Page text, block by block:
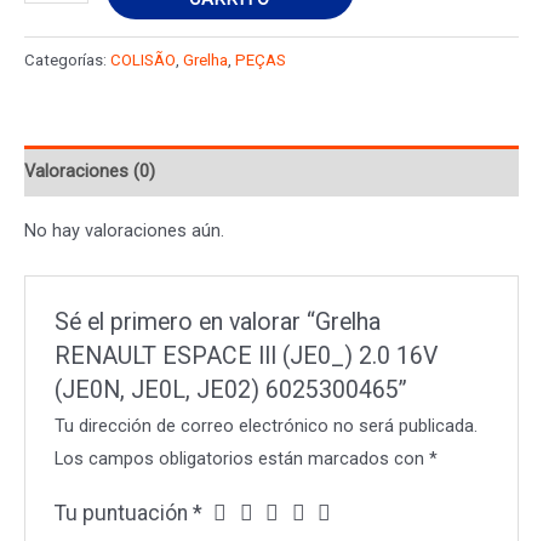
RENAULT
ESPACE
16V
JE0L,
JE02)
cantidad
Categorías: COLISÃO, Grelha, PEÇAS
Valoraciones (0)
No hay valoraciones aún.
Sé el primero en valorar “Grelha
RENAULT ESPACE III (JE0_) 2.0 16V
(JE0N, JE0L, JE02) 6025300465”
Tu dirección de correo electrónico no será publicada.
Los campos obligatorios están marcados con*
Tu puntuación*